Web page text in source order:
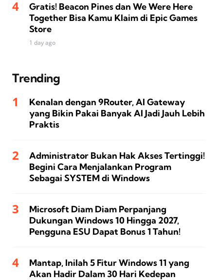
Gratis! Beacon Pines dan We Were Here
Together Bisa Kamu Klaim di Epic Games
Store
1 day ago
Trending
Kenalan dengan 9Router, AI Gateway
yang Bikin Pakai Banyak AI Jadi Jauh Lebih
Praktis
Administrator Bukan Hak Akses Tertinggi!
Begini Cara Menjalankan Program
Sebagai SYSTEM di Windows
Microsoft Diam Diam Perpanjang
Dukungan Windows 10 Hingga 2027,
Pengguna ESU Dapat Bonus 1 Tahun!
Mantap, Inilah 5 Fitur Windows 11 yang
Akan Hadir Dalam 30 Hari Kedepan